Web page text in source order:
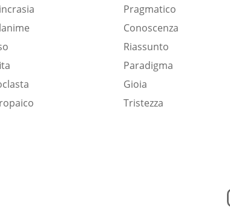
Pragmatico
Conoscenza
Riassunto
Paradigma
Gioia
Tristezza